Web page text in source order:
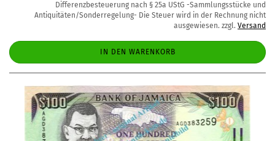
Differenzbesteuerung nach § 25a UStG -Sammlungsstücke und
Antiquitäten/Sonderregelung- Die Steuer wird in der Rechnung nicht
ausgewiesen. zzgl. Versand
IN DEN WARENKORB